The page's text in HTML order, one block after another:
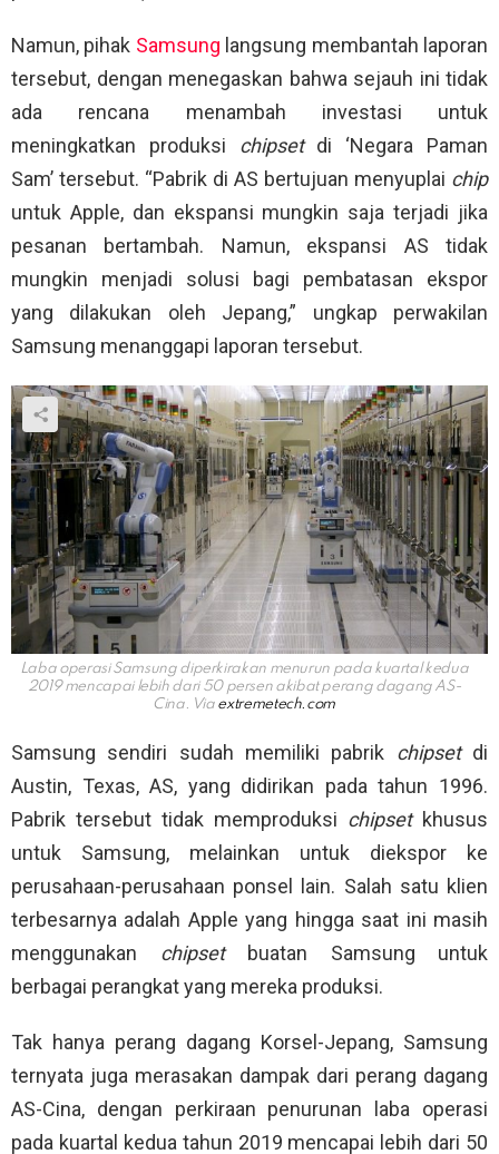
Namun, pihak Samsung langsung membantah laporan
tersebut, dengan menegaskan bahwa sejauh ini tidak
ada rencana menambah investasi untuk
meningkatkan produksi chipsetdi ‘Negara Paman
Sam’ tersebut. “Pabrik di AS bertujuan menyuplai chip
untuk Apple, dan ekspansi mungkin saja terjadi jika
pesanan bertambah. Namun, ekspansi AS tidak
mungkin menjadi solusi bagi pembatasan ekspor
yang dilakukan oleh Jepang,” ungkap perwakilan
Samsung menanggapi laporan tersebut.
Laba operasi Samsung diperkirakan menurun pada kuartal kedua
2019 mencapai lebih dari 50 persen akibat perang dagang AS-
Cina. Via extremetech.com
Samsung sendiri sudah memiliki pabrik chipsetdi
Austin, Texas, AS, yang didirikan pada tahun 1996.
Pabrik tersebut tidak memproduksi chipsetkhusus
untuk Samsung, melainkan untuk diekspor ke
perusahaan-perusahaan ponsel lain. Salah satu klien
terbesarnya adalah Apple yang hingga saat ini masih
menggunakan chipsetbuatan Samsung untuk
berbagai perangkat yang mereka produksi.
Tak hanya perang dagang Korsel-Jepang, Samsung
ternyata juga merasakan dampak dari perang dagang
AS-Cina, dengan perkiraan penurunan laba operasi
pada kuartal kedua tahun 2019 mencapai lebih dari 50